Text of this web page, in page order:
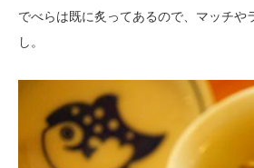
でべらは既に炙ってあるので、マッチや
し。